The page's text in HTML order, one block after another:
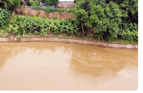
có thể giúp
cơ đại dịch
thiệt mạng